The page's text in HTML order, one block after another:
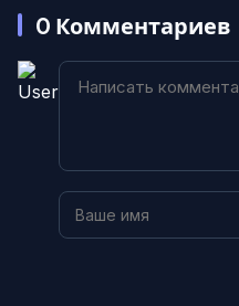
0 Комментариев